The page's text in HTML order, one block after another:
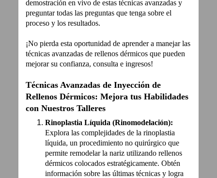
demostración en vivo de estas técnicas avanzadas y
preguntar todas las preguntas que tenga sobre el
proceso y los resultados.
¡No pierda esta oportunidad de aprender a manejar las
técnicas avanzadas de rellenos dérmicos que pueden
mejorar su confianza, consulta e ingresos!
Técnicas Avanzadas de Inyección de
Rellenos Dérmicos: Mejora tus Habilidades
con Nuestros Talleres
Rinoplastia Líquida (Rinomodelación):
Explora las complejidades de la rinoplastia
líquida, un procedimiento no quirúrgico que
permite remodelar la nariz utilizando rellenos
dérmicos colocados estratégicamente. Obtén
información sobre las últimas técnicas y logra